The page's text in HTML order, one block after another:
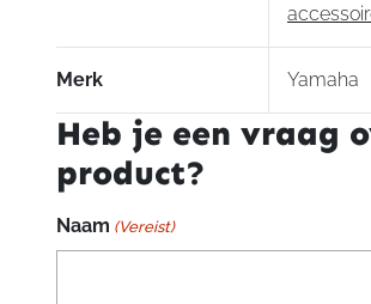
Merk Yamaha
Heb je een vraag
product?
Naam (Vereist)